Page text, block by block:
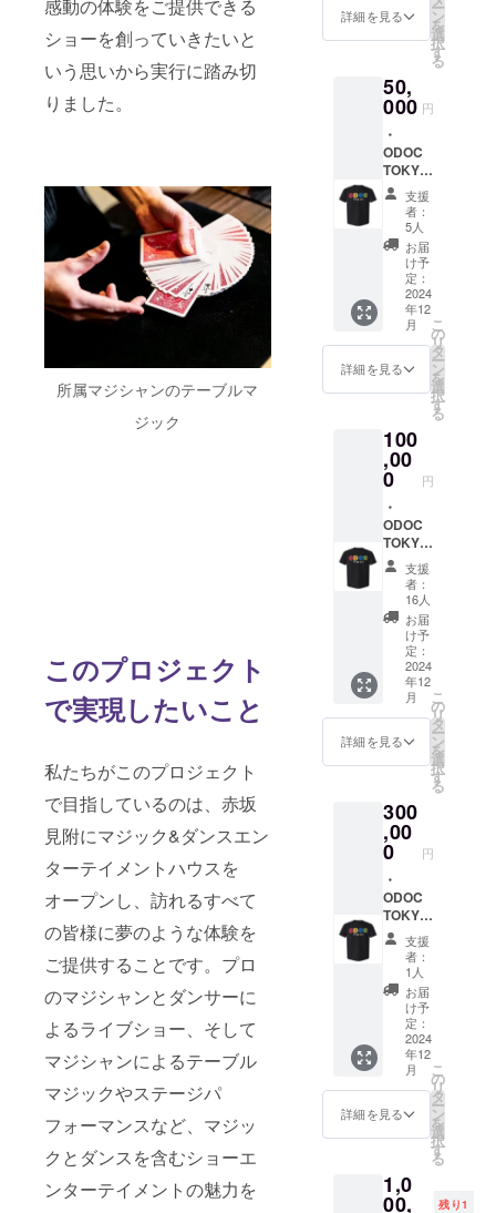
感動の体験をご提供できる
ショーを創っていきたいと
いう思いから実行に踏み切
りました。
所属マジシャンのテーブルマ
ジック
このプロジェクト
で実現したいこと
私たちがこのプロジェクト
で目指しているのは、赤坂
見附にマジック&ダンスエン
ターテイメントハウスを
オープンし、訪れるすべて
の皆様に夢のような体験を
ご提供することです。プロ
のマジシャンとダンサーに
よるライブショー、そして
マジシャンによるテーブル
マジックやステージパ
フォーマンスなど、マジッ
クとダンスを含むショーエ
ンターテイメントの魅力を
メン
バーか
らのお
収録時
間:2分
間 提供
方法:
メール
にて
URLを
記載い
たしま
す。 ・
限定
ショー
動画 収
録時
間:3分
間 提供
方法:
記載い
たしま
す。 ・
ODOC
TOKYO
Tシャツ
(BLAC
K)
【グッ
ズ（衣
類）】
ODOC
TOKYO
のロゴ
をデザ
インし
たTシャ
ツを提
展開：
S, M, L
・カ
ラー展
開：
ベース
黒 ※デ
ザイン
は異な
る場合
がござ
いま
す。
詳細を見る ー
ン
を
選
択
す
る
50,
000 円
・
ODOC
TOKYO
壁紙写
真 メー
ルにて
画像を
お送り
いたし
ます。
ODOC
TOKYO
メン
バーか
らのお
収録時
間:2分
間 提供
方法:
メール
にて
URLを
記載い
たしま
す。 ・
限定
ショー
動画 収
録時
間:3分
間 提供
方法:
メール
にて
URLを
たしま
す。 ・
ODOC
TOKYO
Tシャツ
ODOC
TOKYO
のロゴ
をデザ
インし
たTシャ
ツを提
供しま
す。 ・
サイズ
展開：
S, M, L
・カ
ラー展
開：
黒 ※デ
ザイン
支援
者：
5人
お届
け予
定：
2024
年12
月
詳細を見る
こ
の
リ
タ
ー
ン
を
選
択
す
る
100
,00
0 円
・
ODOC
TOKYO
壁紙写
真 メー
ルにて
画像を
お送り
いたし
ます。
ODOC
TOKYO
メン
バーか
らのお
収録時
間:2分
間 提供
方法:
メール
にて
URLを
記載い
たしま
す。 ・
限定
ショー
動画 収
録時
間:3分
間 提供
方法:
メール
にて
URLを
たしま
す。 ・
支援
者：
16人
お届
け予
定：
2024
年12
月
詳細を見る
こ
の
リ
タ
ー
ン
を
選
択
す
る
300
,00
0 円
・
ODOC
TOKYO
壁紙写
真 メー
ルにて
画像を
お送り
いたし
ます。
ODOC
TOKYO
メン
バーか
らのお
収録時
間:2分
支援
者：
1人
お届
け予
定：
2024
年12
月
詳細を見る
こ
の
リ
タ
ー
ン
を
選
択
す
る
1,0
00, 残り1